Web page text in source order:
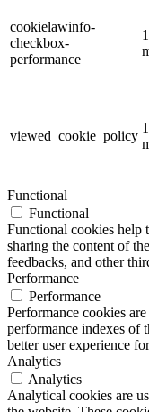
cookielawinfo-
checkbox-
performance
viewed_cookie_policy
Functional
Functional
Functional cookies help
sharing the content of
feedbacks, and other
Performance
Performance
Performance cookies
performance indexes of
better user experience
Analytics
Analytics
Analytical cookies are